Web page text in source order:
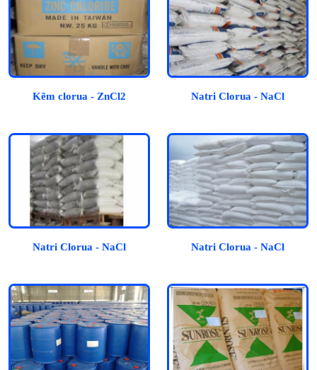
Kẽm clorua - ZnCl2 Natri Clorua - NaCl
Natri Clorua - NaCl Natri Clorua - NaCl